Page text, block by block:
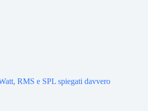
RMS e SPL spiegati davvero